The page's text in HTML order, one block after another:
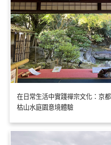
在日常生活中實踐禪宗文化：京
枯山水庭園意境體驗